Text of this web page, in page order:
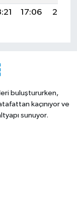
17:06 20:07
buluştururken,
kaçınıyor ve
sunuyor.